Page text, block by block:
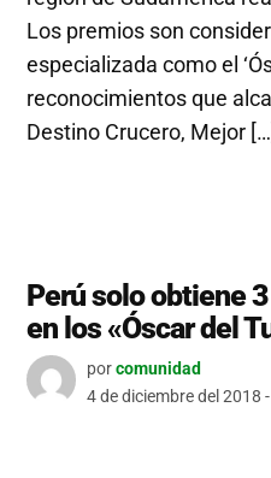
Los premios son
especializada como el
reconocimientos que
Destino Crucero, Mejor
Perú solo obtiene
en los «Óscar del
porcomunidad
4 de diciembre del 2018